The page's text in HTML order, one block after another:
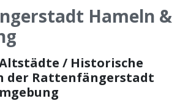
Hameln &
/ Historische
der Rattenfängerstadt